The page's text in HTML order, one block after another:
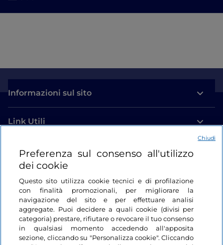
Informazioni sul sito
Link Utili
Login
Restiamo in contatto
Preferenza sul consenso all'utilizzo
dei cookie
Questo sito utilizza cookie tecnici e di profilazione
con finalità promozionali, per migliorare la
navigazione del sito e per effettuare analisi
aggregate. Puoi decidere a quali cookie (divisi per
categoria) prestare, rifiutare o revocare il tuo consenso
in qualsiasi momento accedendo all'apposita
sezione, cliccando su "Personalizza cookie". Cliccando
Chiudi